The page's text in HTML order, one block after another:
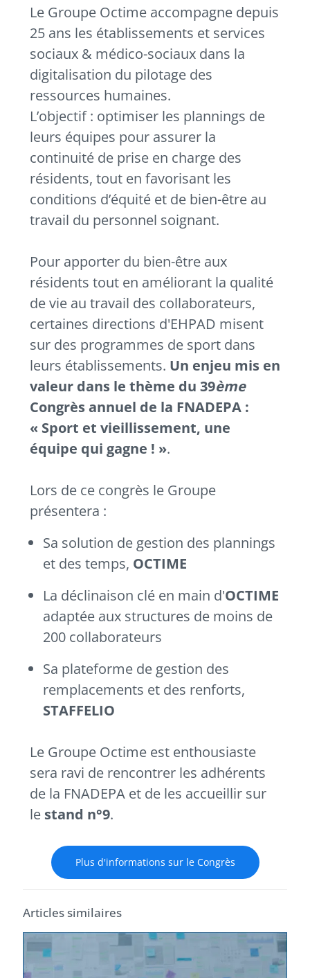
Le Groupe Octime accompagne depuis
25 ans les établissements et services
sociaux & médico-sociaux dans la
digitalisation du pilotage des
ressources humaines.
L’objectif : optimiser les plannings de
leurs équipes pour assurer la
continuité de prise en charge des
résidents, tout en favorisant les
conditions d’équité et de bien-être au
travail du personnel soignant.
Pour apporter du bien-être aux
résidents tout en améliorant la qualité
de vie au travail des collaborateurs,
certaines directions d'EHPAD misent
sur des programmes de sport dans
leurs établissements. Un enjeu mis en
valeur dans le thème du 39ème
Congrès annuel de la FNADEPA :
« Sport et vieillissement, une
équipe qui gagne ! ».
Lors de ce congrès le Groupe
présentera :
Sa solution de gestion des plannings
et des temps, OCTIME
La déclinaison clé en main d'OCTIME
adaptée aux structures de moins de
200 collaborateurs
Sa plateforme de gestion des
remplacements et des renforts,
STAFFELIO
Le Groupe Octime est enthousiaste
sera ravi de rencontrer les adhérents
de la FNADEPA et de les accueillir sur
le stand n°9.
Plus d'informations sur le Congrès
Articles similaires